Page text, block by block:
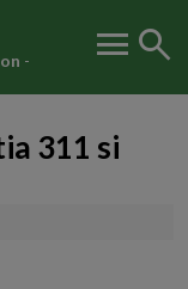
-
menu search
311 si